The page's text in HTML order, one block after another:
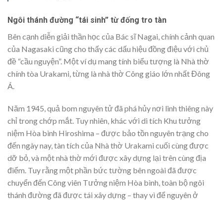
Ngôi thánh đường “tái sinh” từ đống tro tàn
Bên cạnh diễn giải thần học của Bác sĩ Nagai, chính cảnh quan
của Nagasaki cũng cho thấy các dấu hiệu đồng điệu với chủ
đề “cầu nguyện”. Một ví dụ mang tính biểu tượng là Nhà thờ
chính tòa Urakami, từng là nhà thờ Công giáo lớn nhất Đông
Á.
Năm 1945, quả bom nguyên tử đã phá hủy nơi linh thiêng này
chỉ trong chớp mắt. Tuy nhiên, khác với di tích Khu tưởng
niệm Hòa bình Hiroshima – được bảo tồn nguyên trạng cho
đến ngày nay, tàn tích của Nhà thờ Urakami cuối cùng được
dỡ bỏ, và một nhà thờ mới được xây dựng lại trên cùng địa
điểm. Tuy rằng một phần bức tường bên ngoài đã được
chuyển đến Công viên Tưởng niệm Hòa bình, toàn bộ ngôi
thánh đường đã được tái xây dựng – thay vì để nguyên ở